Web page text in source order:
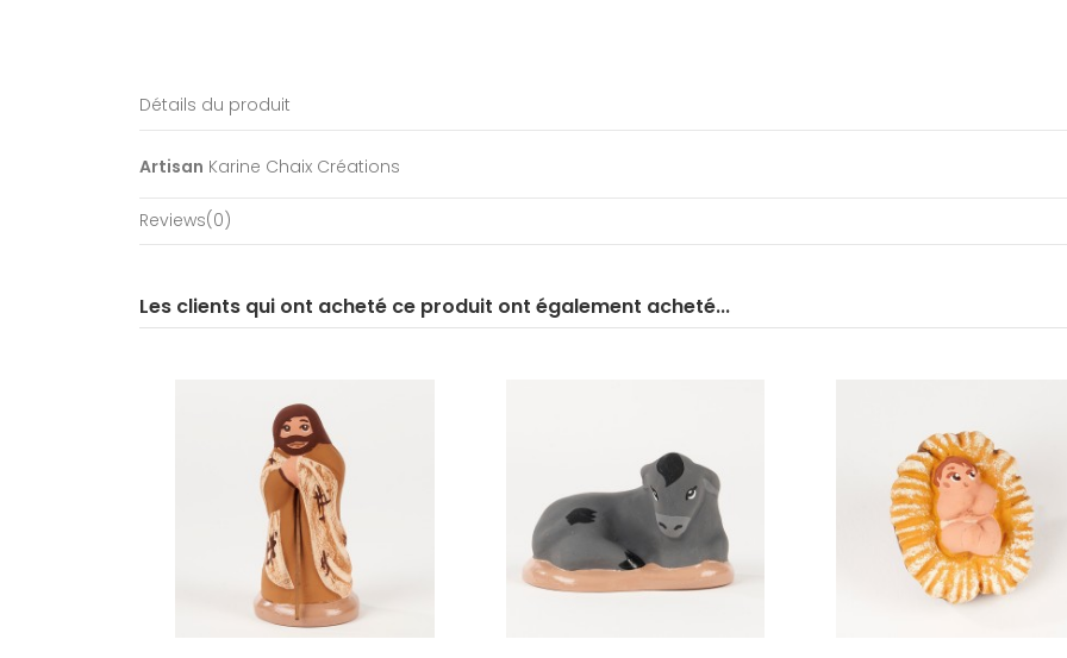
Détails du produit
Artisan Karine Chaix Créations
Reviews(0)
Les clients qui ont acheté ce produit ont également acheté...